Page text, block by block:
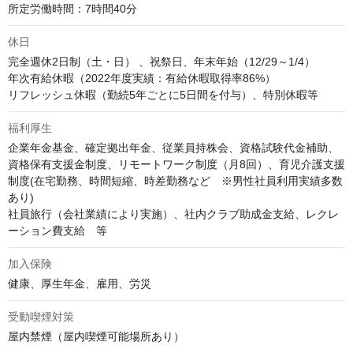
所定労働時間：7時間40分
休日
完全週休2日制（土・日） 、祝祭日、年末年始（12/29～1/4）
年次有給休暇（2022年度実績：有給休暇取得率86%）
リフレッシュ休暇（勤続5年ごとに5日間を付与）、特別休暇等
福利厚生
企業年金基金、確定拠出年金、従業員持株会、資格試験代金補助、
資格保有支援金制度、リモートワーク制度（月8回）、育児介護支援
制度(在宅勤務、時間短縮、時差勤務など　※男性社員利用実績多数
あり)
社員旅行（会社業績により実施）、社内クラブ助成金支給、レクレ
ーション費支給　等
加入保険
健康、厚生年金、雇用、労災
受動喫煙対策
屋内禁煙（屋内喫煙可能場所あり）